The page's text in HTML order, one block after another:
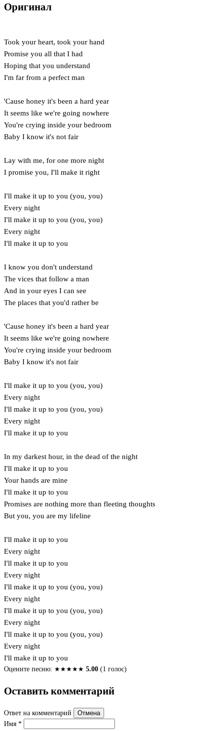
Оригинал
Took your heart, took your hand
Promise you all that I had
Hoping that you understand
I'm far from a perfect man
'Cause honey it's been a hard year
It seems like we're going nowhere
You're crying inside your bedroom
Baby I know it's not fair
Lay with me, for one more night
I promise you, I'll make it right
I'll make it up to you (you, you)
Every night
I'll make it up to you (you, you)
Every night
I'll make it up to you
I know you don't understand
The vices that follow a man
And in your eyes I can see
The places that you'd rather be
'Cause honey it's been a hard year
It seems like we're going nowhere
You're crying inside your bedroom
Baby I know it's not fair
I'll make it up to you (you, you)
Every night
I'll make it up to you (you, you)
Every night
I'll make it up to you
In my darkest hour, in the dead of the night
I'll make it up to you
Your hands are mine
I'll make it up to you
Promises are nothing more than fleeting thoughts
But you, you are my lifeline
I'll make it up to you
Every night
I'll make it up to you
Every night
I'll make it up to you (you, you)
Every night
I'll make it up to you (you, you)
Every night
I'll make it up to you (you, you)
Every night
I'll make it up to you
Оцените песню: ★★★★★ 5.00 (1 голос)
Оставить комментарий
Ответ на комментарий
Отмена
Имя *